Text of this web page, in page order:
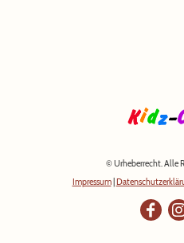
© Urheberrecht. Alle
Impressum|